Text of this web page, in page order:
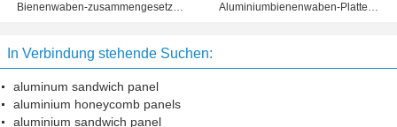
Bienenwaben-zusammengesetzte
Aluminiumbienenwaben-Platten,
In Verbindung stehende Suchen:
aluminum sandwich panel
aluminium honeycomb panels
aluminium sandwich panel